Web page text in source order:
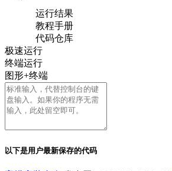
运行结果
教程手册
代码仓库
极速运行
终端运行
图形+终端
以下是用户最新保存的代码